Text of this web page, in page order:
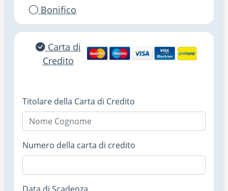
Bonifico
Carta di
Credito
Titolare della Carta di Credito
Numero della carta di credito